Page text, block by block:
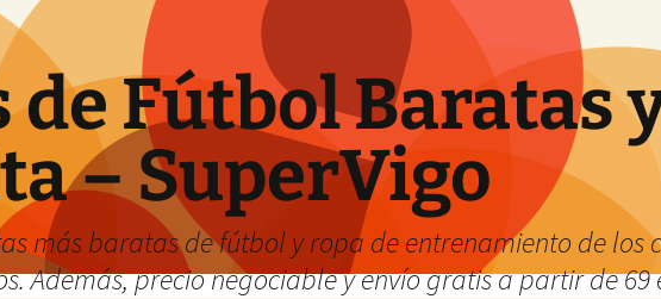
de Fútbol Baratas
– SuperVigo
más baratas de fútbol y ropa de entrenamiento de los
Además, precio negociable y envío gratis a partir de 69